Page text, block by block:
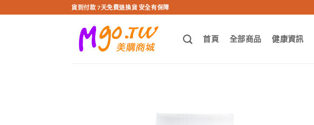
轉
貨到付款 7天免費退換貨 安全有保障
首頁 全部商品 健康資訊